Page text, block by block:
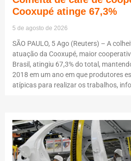
Cooxupé atinge 67,3%
5 de agosto de 2026
SÃO PAULO, 5 Ago (Reuters) – A
atuação da Cooxupé, maior
Brasil, atingiu 67,3% do total,
2018 em um ano em que produtores
atípicas para realizar os trabalhos,